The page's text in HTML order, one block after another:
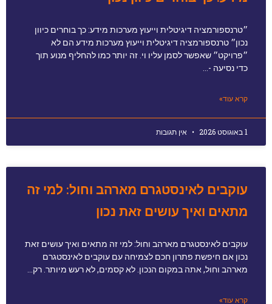
״טרנספורמציה דיגיטלית וייעוץ מערכות מידע: כך בוחרים כיוון
נכון״ טרנספורמציה דיגיטלית וייעוץ מערכות מידע הם לא
״פרויקט״ שאפשר לסמן עליו וי. זה יותר כמו להחליף מנוע תוך
כדי נסיעה -…
קרא עוד»
1 באוגוסט 2026 אין תגובות
עוקבים לאינסטגרם מארהב וחול: למי זה
מתאים ואיך עושים זאת נכון
עוקבים לאינסטגרם מארהב וחול: למי זה מתאים ואיך עושים זאת
נכון אם חיפשת פתרון חכם לצמיחה עם עוקבים לאינסטגרם
מארהב וחול, אתה במקום הנכון. לא קסמים, לא רעש מיותר. רק…
קרא עוד»